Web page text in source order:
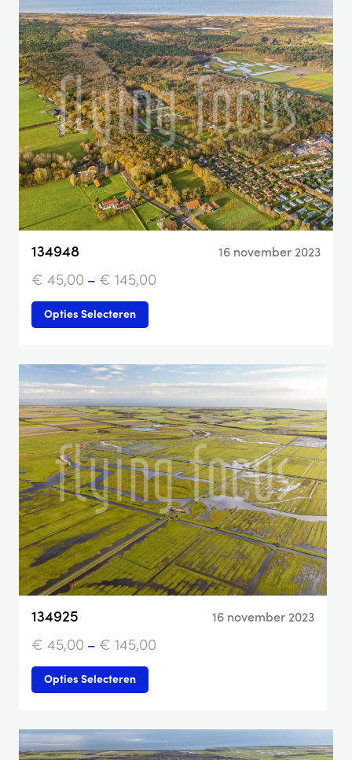
134948 16 november 2023
€ 45,00 – € 145,00
Opties Selecteren
134925 16 november 2023
€ 45,00 – € 145,00
Opties Selecteren